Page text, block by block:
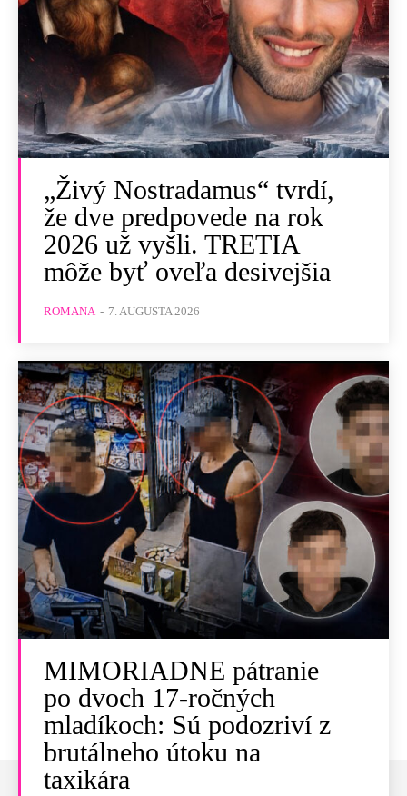
„Živý Nostradamus“ tvrdí,
že dve predpovede na rok
2026 už vyšli. TRETIA
môže byť oveľa desivejšia
ROMANA - 7. AUGUSTA 2026
MIMORIADNE pátranie
po dvoch 17-ročných
mladíkoch: Sú podozriví z
brutálneho útoku na
taxikára